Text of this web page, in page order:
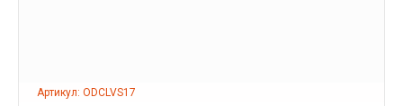
Артикул: ODCLVS17